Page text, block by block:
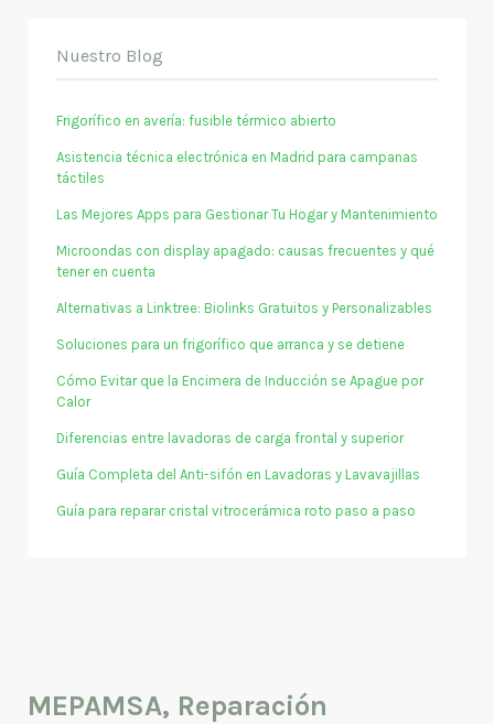
Nuestro Blog
Frigorífico en avería: fusible térmico abierto
Asistencia técnica electrónica en Madrid para campanas
táctiles
Las Mejores Apps para Gestionar Tu Hogar y Mantenimiento
Microondas con display apagado: causas frecuentes y qué
tener en cuenta
Alternativas a Linktree: Biolinks Gratuitos y Personalizables
Soluciones para un frigorífico que arranca y se detiene
Cómo Evitar que la Encimera de Inducción se Apague por
Calor
Diferencias entre lavadoras de carga frontal y superior
Guía Completa del Anti-sifón en Lavadoras y Lavavajillas
Guía para reparar cristal vitrocerámica roto paso a paso
MEPAMSA, Reparación